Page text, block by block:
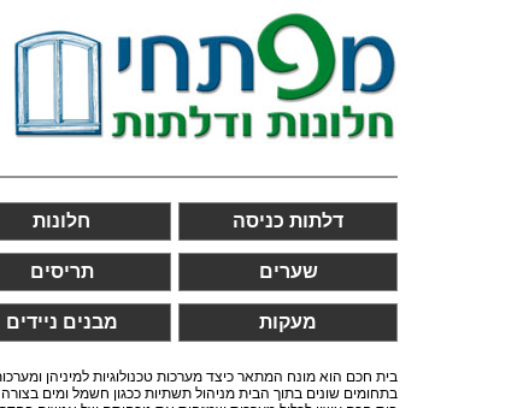
דלתות כניסה חלונות
שערים תריסים
מעקות מבנים ניידים
בית חכם הוא מונח המתאר כיצד מערכות טכנולוגיות למיניהן
בתחומים שונים בתוך הבית מניהול תשתיות ככגון חשמל ומים